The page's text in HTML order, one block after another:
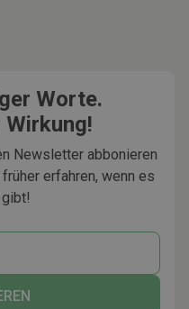
Worte.
Wirkung!
Newsletter abbonieren
erfahren, wenn es